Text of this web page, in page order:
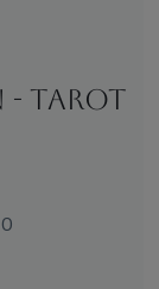
- Tarot